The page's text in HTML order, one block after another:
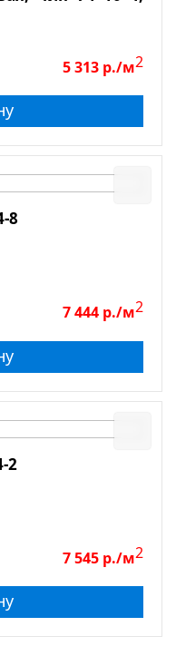
5 313 р./м2
8
7 444 р./м2
2
7 545 р./м2